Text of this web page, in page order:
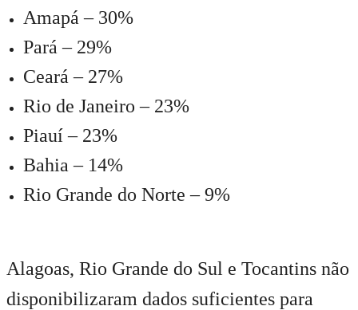
Amapá – 30%
Pará – 29%
Ceará – 27%
Rio de Janeiro – 23%
Piauí – 23%
Bahia – 14%
Rio Grande do Norte – 9%
Alagoas, Rio Grande do Sul e Tocantins não
disponibilizaram dados suficientes para